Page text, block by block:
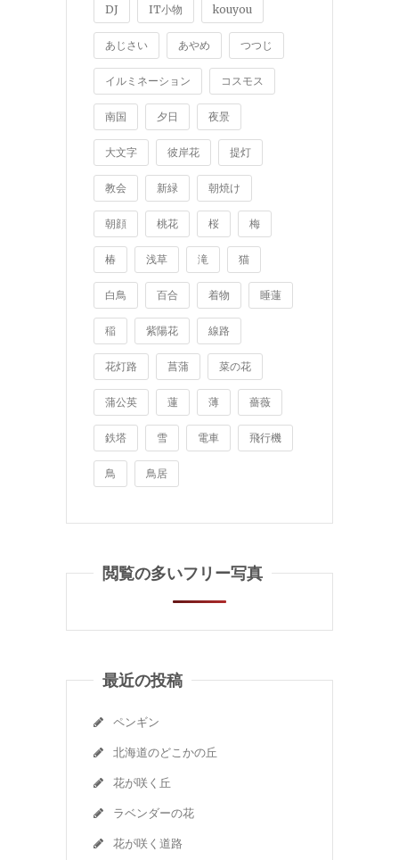
DJ IT小物 kouyou
あじさい あやめ つつじ
イルミネーション コスモス
南国 夕日 夜景
大文字 彼岸花 提灯
教会 新緑 朝焼け
朝顔 桃花 桜 梅
椿 浅草 滝 猫
白鳥 百合 着物 睡蓮
稲 紫陽花 線路
花灯路 菖蒲 菜の花
蒲公英 蓮 薄 薔薇
鉄塔 雪 電車 飛行機
鳥 鳥居
閲覧の多いフリー写真
最近の投稿
ペンギン
北海道のどこかの丘
花が咲く丘
ラベンダーの花
花が咲く道路